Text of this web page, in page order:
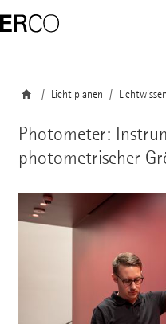
Licht planen Lichtwissen
Photometer:
photometrischer